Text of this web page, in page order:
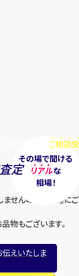
ご相談
その場で聞ける
リアルな
相場！
定
せんのでお気軽にご
物もございます。
えいたしま